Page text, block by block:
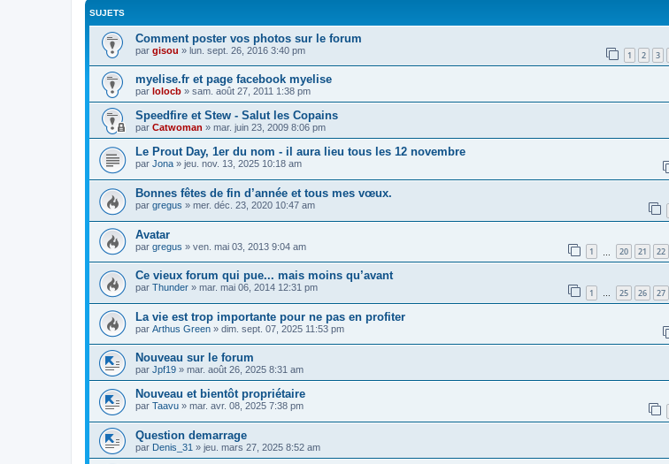
SUJETS
Comment poster vos photos sur le forum
par gisou » lun. sept. 26, 2016 3:40 pm 1 2 3
myelise.fr et page facebook myelise
par lolocb » sam. août 27, 2011 1:38 pm
Speedfire et Stew - Salut les Copains
par Catwoman » mar. juin 23, 2009 8:06 pm
Le Prout Day, 1er du nom - il aura lieu tous les 12 novembre
par Jona » jeu. nov. 13, 2025 10:18 am
Bonnes fêtes de fin d’année et tous mes vœux.
par gregus » mer. déc. 23, 2020 10:47 am
Avatar
par gregus » ven. mai 03, 2013 9:04 am 1 20 21 22
Ce vieux forum qui pue... mais moins qu’avant
par Thunder » mar. mai 06, 2014 12:31 pm 1 … 25 26 27
La vie est trop importante pour ne pas en profiter
par Arthus Green » dim. sept. 07, 2025 11:53 pm
Nouveau sur le forum
par Jpf19 » mar. août 26, 2025 8:31 am
Nouveau et bientôt propriétaire
par Taavu » mar. avr. 08, 2025 7:38 pm
Question demarrage
par Denis_31 » jeu. mars 27, 2025 8:52 am